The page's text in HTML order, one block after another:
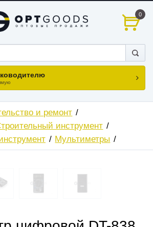
0
и ремонт
инструмент
Мультиметры